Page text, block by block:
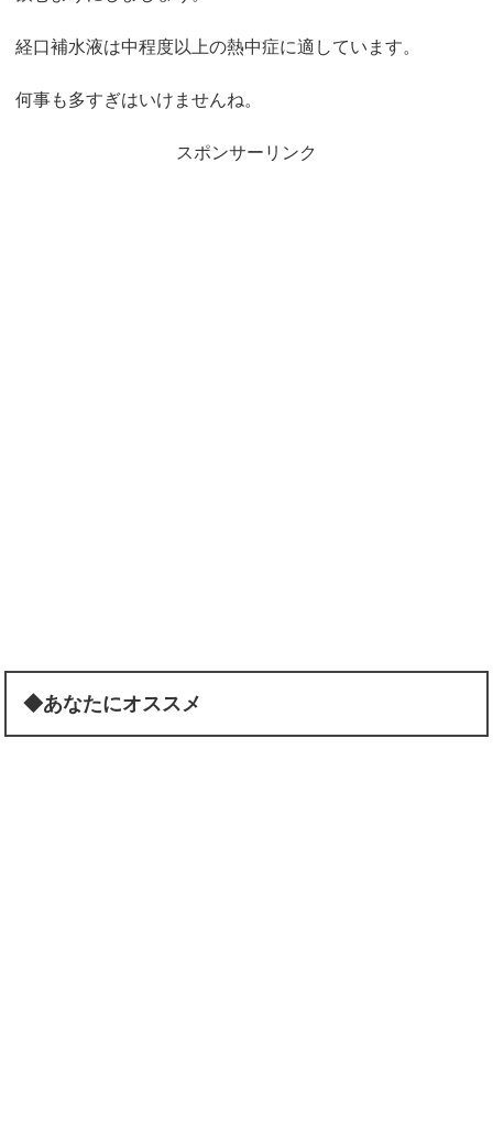
経口補水液は中程度以上の熱中症に適しています。
何事も多すぎはいけませんね。
スポンサーリンク
◆あなたにオススメ